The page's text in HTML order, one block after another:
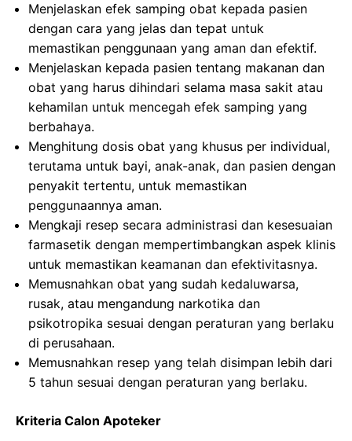
Menjelaskan efek samping obat kepada pasien
dengan cara yang jelas dan tepat untuk
memastikan penggunaan yang aman dan efektif.
Menjelaskan kepada pasien tentang makanan dan
obat yang harus dihindari selama masa sakit atau
kehamilan untuk mencegah efek samping yang
berbahaya.
Menghitung dosis obat yang khusus per individual,
terutama untuk bayi, anak-anak, dan pasien dengan
penyakit tertentu, untuk memastikan
penggunaannya aman.
Mengkaji resep secara administrasi dan kesesuaian
farmasetik dengan mempertimbangkan aspek klinis
untuk memastikan keamanan dan efektivitasnya.
Memusnahkan obat yang sudah kedaluwarsa,
rusak, atau mengandung narkotika dan
psikotropika sesuai dengan peraturan yang berlaku
di perusahaan.
Memusnahkan resep yang telah disimpan lebih dari
5 tahun sesuai dengan peraturan yang berlaku.
Kriteria Calon Apoteker